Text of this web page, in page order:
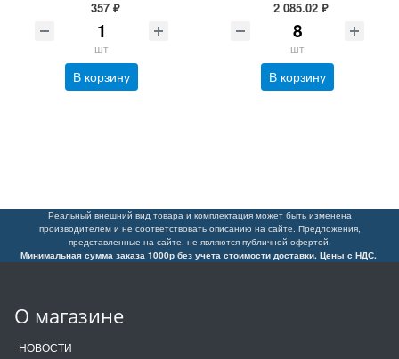
357 ₽
шт
В корзину
2 085.02 ₽
шт
В корзину
Реальный внешний вид товара и комплектация может быть изменена
производителем и не соответствовать описанию на сайте. Предложения,
представленные на сайте, не являются публичной офертой.
Минимальная сумма заказа 1000р без учета стоимости доставки. Цены с НДС.
О магазине
НОВОСТИ